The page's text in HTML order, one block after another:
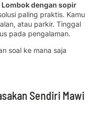
dengan sopir
paling praktis. Kamu
atau parkir. Tinggal
pada pengalaman.
soal ke mana saja
Sendiri Mawi